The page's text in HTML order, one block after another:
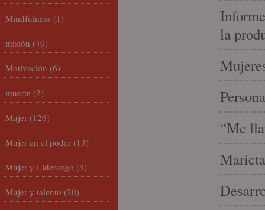
la
“Me
Mindfulness (1)
misión (40)
Motivación (6)
muerte (2)
Mujer (126)
Mujer en el poder (13)
Mujer y Liderazgo (4)
Mujer y talento (20)